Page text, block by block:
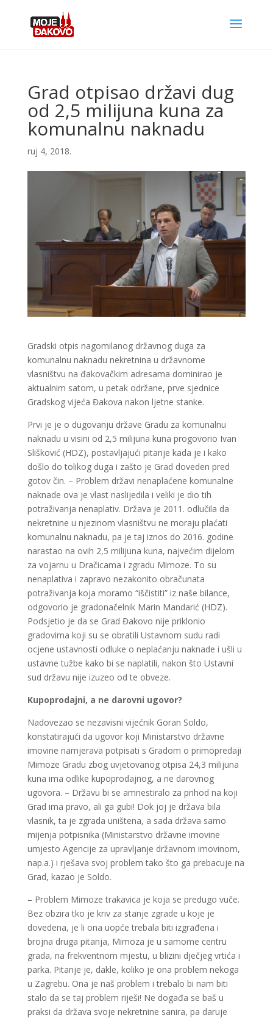
Grad otpisao državi dug
od 2,5 milijuna kuna za
komunalnu naknadu
ruj 4, 2018.
Gradski otpis nagomilanog državnog duga za
komunalnu naknadu nekretnina u državnome
vlasništvu na đakovačkim adresama dominirao je
aktualnim satom, u petak održane, prve sjednice
Gradskog vijeća Đakova nakon ljetne stanke.
Prvi je je o dugovanju države Gradu za komunalnu
naknadu u visini od 2,5 milijuna kuna progovorio Ivan
Slišković (HDZ), postavljajući pitanje kada je i kako
došlo do tolikog duga i zašto je Grad doveden pred
gotov čin. – Problem državi nenaplaćene komunalne
naknade ova je vlast naslijedila i veliki je dio tih
potraživanja nenaplativ. Država je 2011. odlučila da
nekretnine u njezinom vlasništvu ne moraju plaćati
komunalnu naknadu, pa je taj iznos do 2016. godine
narastao na ovih 2,5 milijuna kuna, najvećim dijelom
za vojarnu u Dračicama i zgradu Mimoze. To su
nenaplativa i zapravo nezakonito obračunata
potraživanja koja moramo “iščistiti” iz naše bilance,
odgovorio je gradonačelnik Marin Mandarić (HDZ).
Podsjetio je da se Grad Đakovo nije priklonio
gradovima koji su se obratili Ustavnom sudu radi
ocjene ustavnosti odluke o neplaćanju naknade i ušli u
ustavne tužbe kako bi se naplatili, nakon što Ustavni
sud državu nije izuzeo od te obveze.
Kupoprodajni, a ne darovni ugovor?
Nadovezao se nezavisni vijećnik Goran Soldo,
konstatirajući da ugovor koji Ministarstvo državne
imovine namjerava potpisati s Gradom o primopredaji
Mimoze Gradu zbog uvjetovanog otpisa 24,3 milijuna
kuna ima odlike kupoprodajnog, a ne darovnog
ugovora. – Državu bi se amnestiralo za prihod na koji
Grad ima pravo, ali ga gubi! Dok joj je država bila
vlasnik, ta je zgrada uništena, a sada država samo
mijenja potpisnika (Ministarstvo državne imovine
umjesto Agencije za upravljanje državnom imovinom,
nap.a.) i rješava svoj problem tako što ga prebacuje na
Grad, kazao je Soldo.
– Problem Mimoze trakavica je koja se predugo vuče.
Bez obzira tko je kriv za stanje zgrade u koje je
dovedena, je li ona uopće trebala biti izgrađena i
brojna druga pitanja, Mimoza je u samome centru
grada, na frekventnom mjestu, u blizini dječjeg vrtića i
parka. Pitanje je, dakle, koliko je ona problem nekoga
u Zagrebu. Ona je naš problem i trebalo bi nam biti
stalo da se taj problem riješi! Ne događa se baš u
praksi da država svoje nekretnine sanira, pa daruje